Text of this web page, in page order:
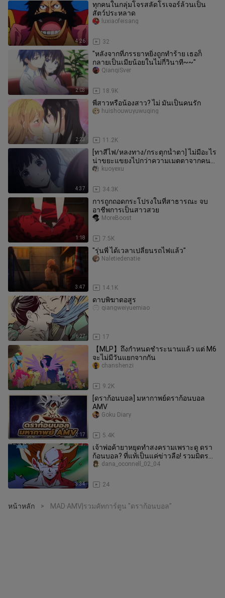
4:26
ทุกคนในกลุ่มโจรสลัดโรเจอร์ล้วนเป็น
สัตว์ประหลาด
32
luxiaofeisang
2:03
"หลังจากที่ภรรยาหยิ่งถูกทำร้าย เธอก็
กลายเป็นเมียน้อยในไม่กี่วินาที~~"
18.9K
QianqiSver
2:23
พี่สาวหรือน้องสาว? ไม่ มันเป็นคนรัก
11.2K
huishouwuyuwuqing
4:37
[ทาสีไฟ/หลงทาง/กระตุกน้ำตา] ไม่มีอะไร
น่าขยะแขยงไปกว่าความเมตตาจากคนที่
คุณไม่ชอบ
34.3K
kuoyexu
1:18
การถูกถอดกระโปรงในที่สาธารณะ จบ
อาชีพการเป็นสาวสวย
7.5K
MoreBoost
3:47
"รุ่นพี่ ได้เวลาเปลี่ยนรถไฟแล้ว"
14.1K
Naletiedenatie
6:27
ดาบพิฆาตอสูร
17
qiangweiyuemiao
3:14
【MLP】ถึงกำหนดชำระนานแล้ว แต่ M6
จะไม่มีวันแยกจากกัน
9.2K
chanshenzi
2:17
[ดราก้อนบอล] มหากาพย์ดราก้อนบอล
AMV
5.4K
Goku Diary
3:34
เจ้าพ่อค้ายาหยุดทำสงครามเพราะดู ดรา
ก้อนบอล? ที่แท้เป็นแค่ข่าวลือ! รวมมิตร
การส่งออกวัฒนธรรม ดราก้อนบอ
24
dana_oconnell_02_04
หน้าหลัก > MAD·AMV|รวมคัทการ์ตูน "ดราก้อนบอล"